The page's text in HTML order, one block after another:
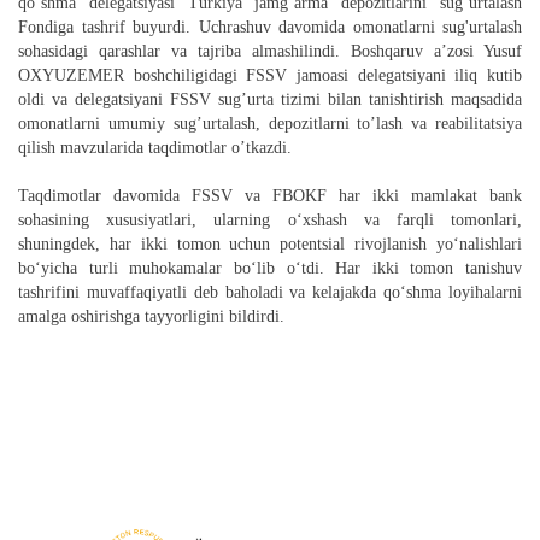
Fondiga tashrif buyurdi. Uchrashuv davomida omonatlarni sug'urtalash
sohasidagi qarashlar va tajriba almashilindi. Boshqaruv a’zosi Yusuf
OXYUZEMER boshchiligidagi FSSV jamoasi delegatsiyani iliq kutib
oldi va delegatsiyani FSSV sug’urta tizimi bilan tanishtirish maqsadida
omonatlarni umumiy sug’urtalash, depozitlarni to’lash va reabilitatsiya
qilish mavzularida taqdimotlar o’tkazdi.
Taqdimotlar davomida FSSV va FBOKF har ikki mamlakat bank
sohasining xususiyatlari, ularning o‘xshash va farqli tomonlari,
shuningdek, har ikki tomon uchun potentsial rivojlanish yo‘nalishlari
bo‘yicha turli muhokamalar bo‘lib o‘tdi. Har ikki tomon tanishuv
tashrifini muvaffaqiyatli deb baholadi va kelajakda qo‘shma loyihalarni
amalga oshirishga tayyorligini bildirdi.